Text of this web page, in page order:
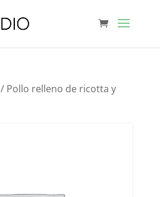
/ Pollo relleno de ricotta y